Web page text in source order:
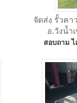
จัดส่ง รั้วคา
อ.วังน้ำ
สอบถาม